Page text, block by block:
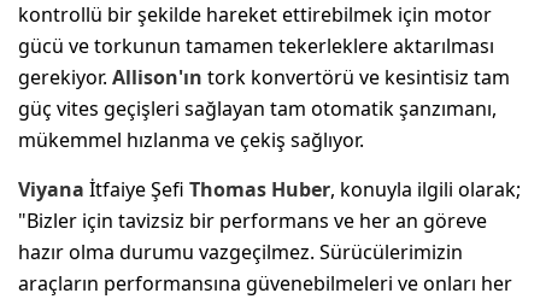
kontrollü bir şekilde hareket ettirebilmek için motor
gücü ve torkunun tamamen tekerleklere aktarılması
gerekiyor. Allison'ın tork konvertörü ve kesintisiz tam
güç vites geçişleri sağlayan tam otomatik şanzımanı,
mükemmel hızlanma ve çekiş sağlıyor.
Viyana İtfaiye Şefi Thomas Huber, konuyla ilgili olarak;
"Bizler için tavizsiz bir performans ve her an göreve
hazır olma durumu vazgeçilmez. Sürücülerimizin
araçların performansına güvenebilmeleri ve onları her